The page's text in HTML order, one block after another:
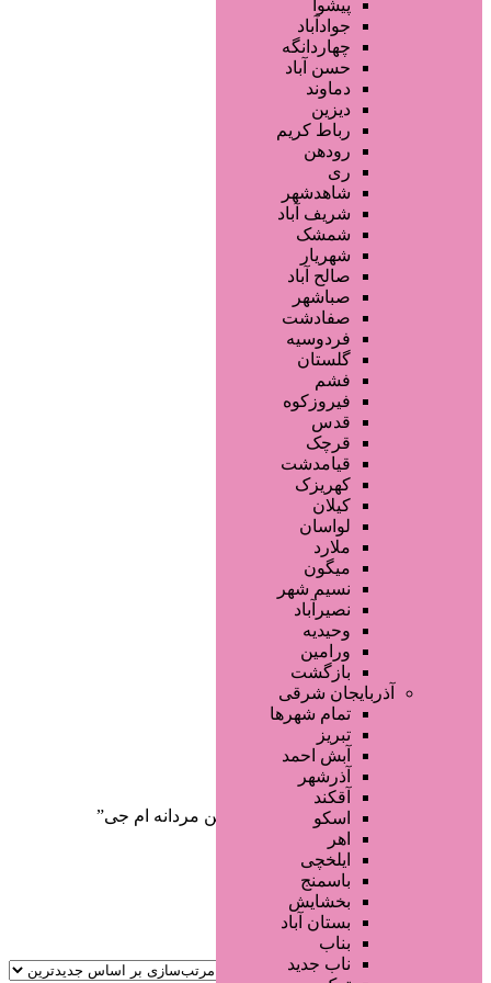
ماساژ و اسپا
خدمات لیزر و رفع موهای زائد
کلینیک های زیبایی پزشکی
آرایش دائم
خدمات مژه
سایر خدمات
پیشوا
جوادآباد
چهاردانگه
حسن آباد
دماوند
دیزین
رباط کریم
رودهن
ری
شاهدشهر
شریف آباد
شمشک
شهریار
صالح آباد
صباشهر
صفادشت
فردوسیه
گلستان
فشم
فیروزکوه
قدس
قرچک
قیامدشت
کهریزک
کیلان
لواسان
ملارد
میگون
نسیم شهر
نصیرآباد
وحیدیه
ورامین
بازگشت
آذربایجان شرقی
تمام شهر‌ها
تبریز
آبش احمد
آذرشهر
آقکند
اسکو
اهر
ایلخچی
باسمنج
بخشایش
بستان آباد
بناب
ناب جدید
صفحه اصلی
آگهی انبوه
طراحی سایت
صفحه اختصاصی
لیست سایتهای تبلیغاتی
دسته‌بندی‌ها
/ محصولات برچسب خورده “ادکلن مردانه ام جی”
جستجو پیشرفته